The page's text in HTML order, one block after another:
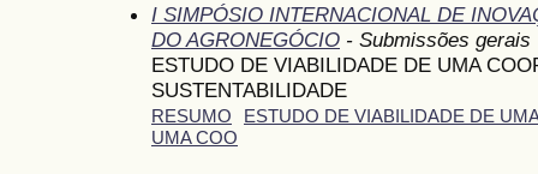
I SIMPÓSIO INTERNACIONAL DE
DO AGRONEGÓCIO - Submissões gerais
ESTUDO DE VIABILIDADE DE UMA
SUSTENTABILIDADE
RESUMO ESTUDO DE VIABILIDADE DE
UMA COO